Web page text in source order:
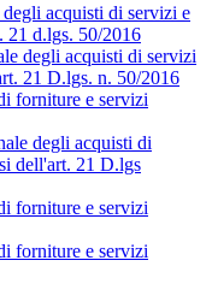
acquisti di servizi e
21 d.lgs. 50/2016
degli acquisti di servizi
21 D.lgs. n. 50/2016
forniture e servizi
degli acquisti di
dell'art. 21 D.lgs
forniture e servizi
forniture e servizi